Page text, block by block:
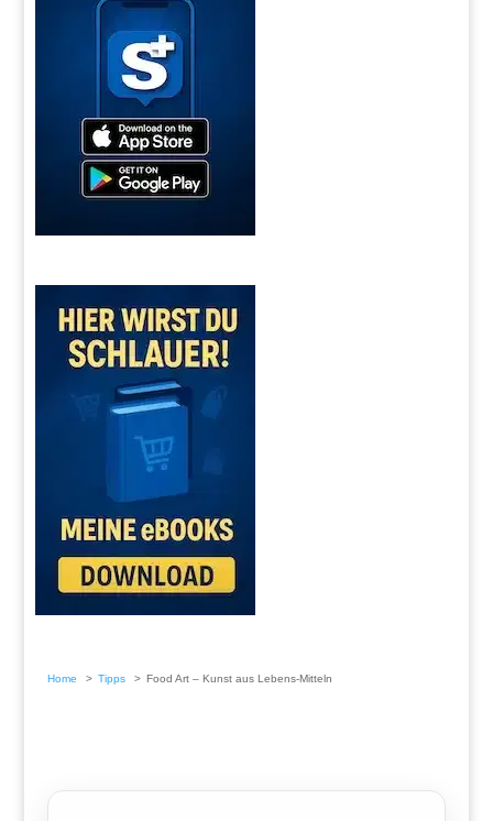
Home Tipps Food Art – Kunst aus Lebens-Mitteln